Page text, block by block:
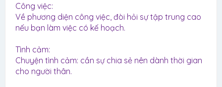
Công việc:
Về phương diện công việc, đòi hỏi sự tập trung cao
nếu bạn làm việc có kế hoạch.
Tình cảm:
Chuyện tình cảm: cần sự chia sẻ nên dành thời gian
cho người thân.